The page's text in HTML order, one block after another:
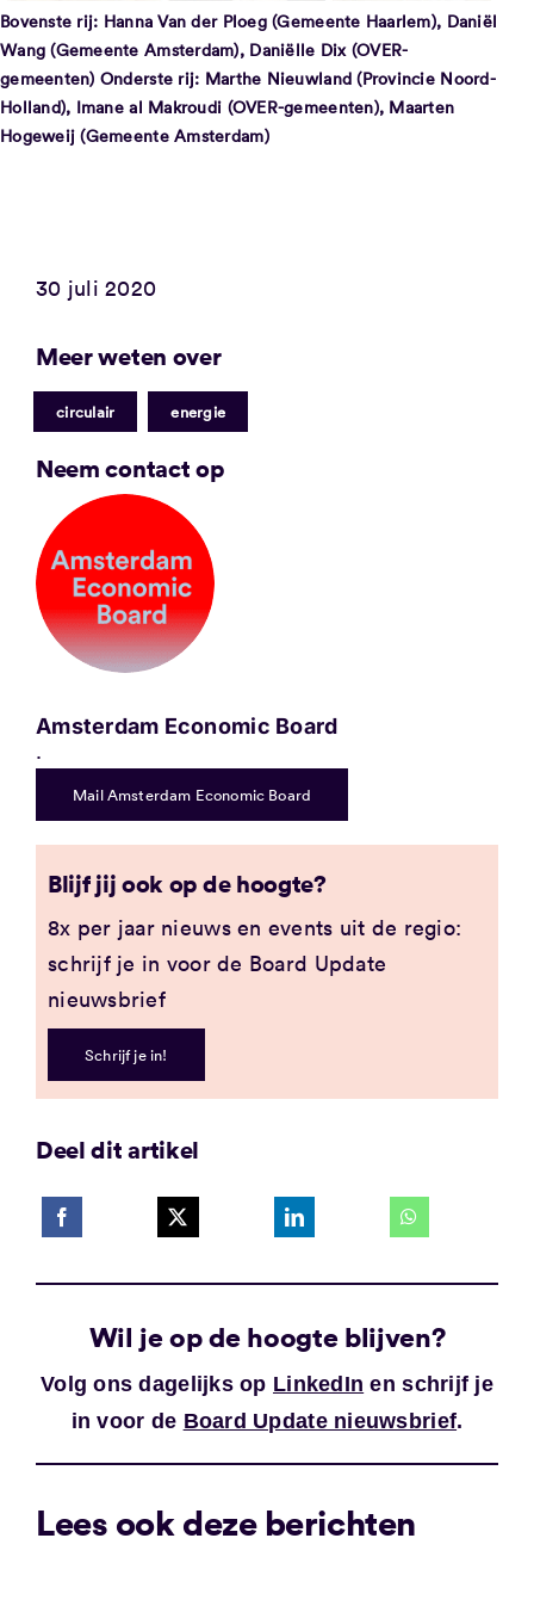
Bovenste rij: Hanna Van der Ploeg (Gemeente Haarlem), Daniël
Wang (Gemeente Amsterdam), Daniëlle Dix (OVER-
gemeenten) Onderste rij: Marthe Nieuwland (Provincie Noord-
Holland), Imane al Makroudi (OVER-gemeenten), Maarten
Hogeweij (Gemeente Amsterdam)
30 juli 2020
Meer weten over
circulair energie
Neem contact op
Amsterdam Economic Board
.
Mail Amsterdam Economic Board
Blijf jij ook op de hoogte?
8x per jaar nieuws en events uit de regio:
schrijf je in voor de Board Update
nieuwsbrief
Schrijf je in!
Deel dit artikel
Wil je op de hoogte blijven?
Volg ons dagelijks op LinkedIn en schrijf je
in voor de Board Update nieuwsbrief.
Lees ook deze berichten